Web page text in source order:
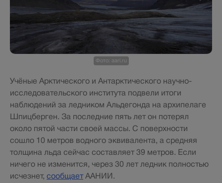
Фото: aari.ru
Учёные Арктического и Антарктического научно-
исследовательского института подвели итоги
наблюдений за ледником Альдегонда на архипелаге
Шпицберген. За последние пять лет он потерял
около пятой части своей массы. С поверхности
сошло 10 метров водного эквивалента, а средняя
толщина льда сейчас составляет 39 метров. Если
ничего не изменится, через 30 лет ледник полностью
исчезнет, сообщаетААНИИ.